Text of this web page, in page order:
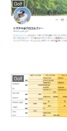
Golf
Golf